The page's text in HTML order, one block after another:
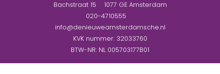
Bachstraat 15 1077 GE Amsterdam
020-4710555
info@denieuweamsterdamsche.nl
KVK nummer: 32033760
BTW-NR: NL 005703177B01